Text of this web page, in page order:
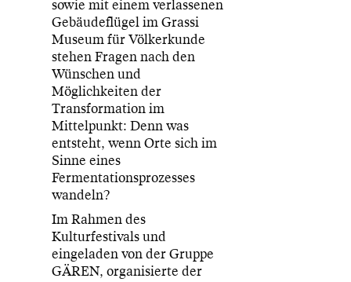
sowie mit einem verlassenen
Gebäudeflügel im Grassi
Museum für Völkerkunde
stehen Fragen nach den
Wünschen und
Möglichkeiten der
Transformation im
Mittelpunkt: Denn was
entsteht, wenn Orte sich im
Sinne eines
Fermentationsprozesses
wandeln?
Im Rahmen des
Kulturfestivals und
eingeladen von der Gruppe
GÄREN, organisierte der